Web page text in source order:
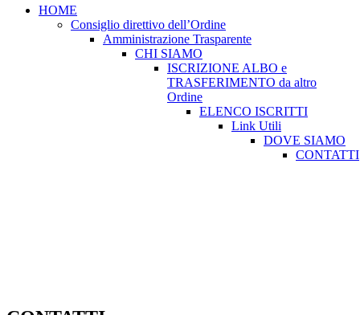
HOME
Consiglio direttivo dell’Ordine
Amministrazione Trasparente
CHI SIAMO
ISCRIZIONE ALBO e
TRASFERIMENTO da altro
Ordine
ELENCO ISCRITTI
Link Utili
DOVE SIAMO
CONTATTI